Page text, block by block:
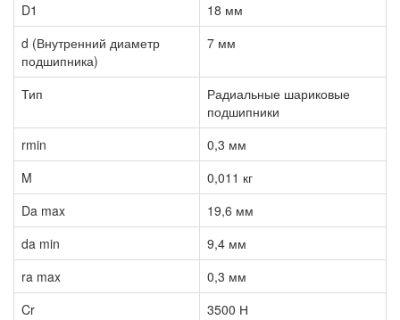
D1
18 мм
d (Внутренний диаметр
подшипника)
7 мм
Тип
Радиальные шариковые
подшипники
rmin
0,3 мм
M
0,011 кг
Da max
19,6 мм
da min
9,4 мм
ra max
0,3 мм
Cr
3500 Н